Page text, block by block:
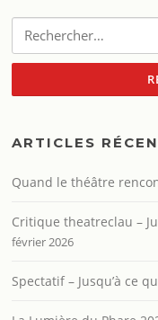
Rechercher :
ARTICLES
Quand le théâtre
Critique theatreclau –
février 2026
Spectatif – Jusqu’à ce